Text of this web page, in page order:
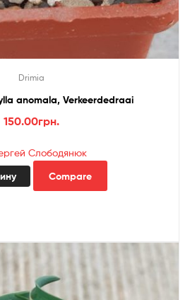
Drimia
anomala, Verkeerdedraai
150.00грн.
Слободянюк
Compare